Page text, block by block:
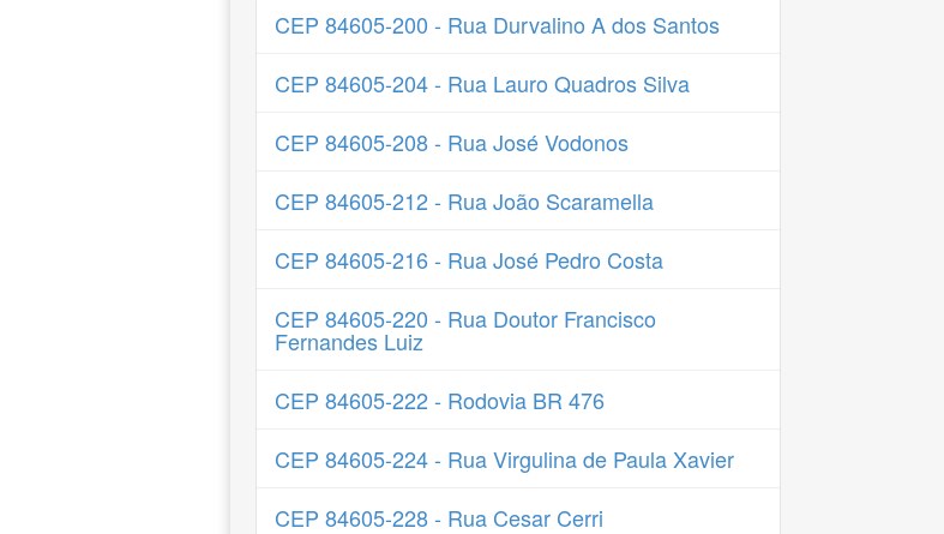
CEP 84605-200 - Rua Durvalino A dos Santos
CEP 84605-204 - Rua Lauro Quadros Silva
CEP 84605-208 - Rua José Vodonos
CEP 84605-212 - Rua João Scaramella
CEP 84605-216 - Rua José Pedro Costa
CEP 84605-220 - Rua Doutor Francisco
Fernandes Luiz
CEP 84605-222 - Rodovia BR 476
CEP 84605-224 - Rua Virgulina de Paula Xavier
CEP 84605-228 - Rua Cesar Cerri